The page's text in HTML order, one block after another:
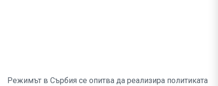
Режимът в Сърбия се опитва да реализира политиката